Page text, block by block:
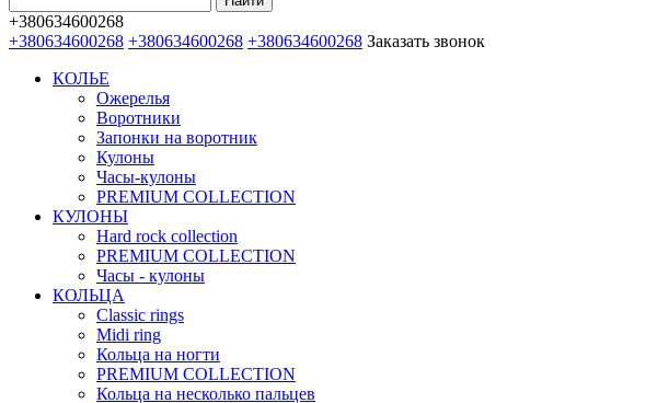
+380634600268
+380634600268 +380634600268 +380634600268 Заказать звонок
КОЛЬЕ
Ожерелья
Воротники
Запонки на воротник
Кулоны
Часы-кулоны
PREMIUM COLLECTION
КУЛОНЫ
Hard rock collection
PREMIUM COLLECTION
Часы - кулоны
КОЛЬЦА
Classic rings
Midi ring
Кольца на ногти
PREMIUM COLLECTION
Кольца на несколько пальцев